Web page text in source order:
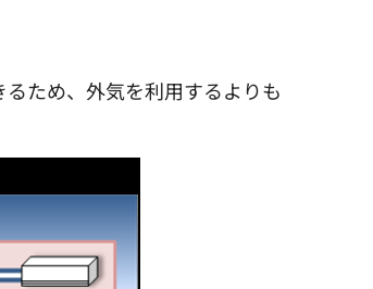
ため、外気を利用するよりも